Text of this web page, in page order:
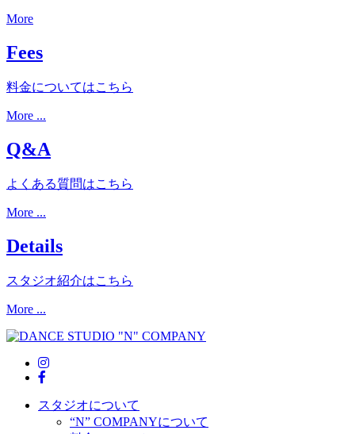
More
Fees
料金についてはこちら
More ...
Q&A
よくある質問はこちら
More ...
Details
スタジオ紹介はこちら
More ...
スタジオについて
“N” COMPANYについて